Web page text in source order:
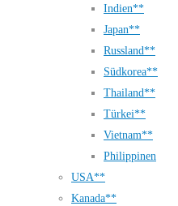
Indien**
Japan**
Russland**
Südkorea**
Thailand**
Türkei**
Vietnam**
Philippinen
USA**
Kanada**